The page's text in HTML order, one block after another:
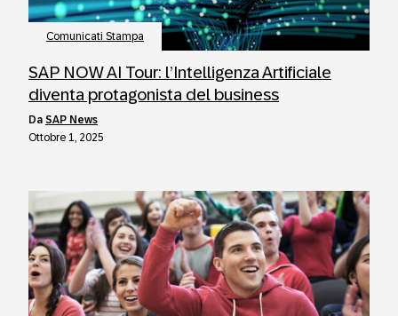
Comunicati Stampa
SAP NOW AI Tour: l’Intelligenza Artificiale
diventa protagonista del business
da SAP News
Ottobre 1, 2025